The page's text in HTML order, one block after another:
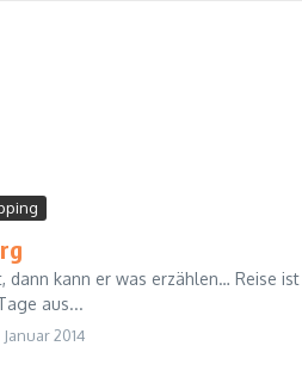
dann kann er was erzählen… Reise
aus...
Januar 2014